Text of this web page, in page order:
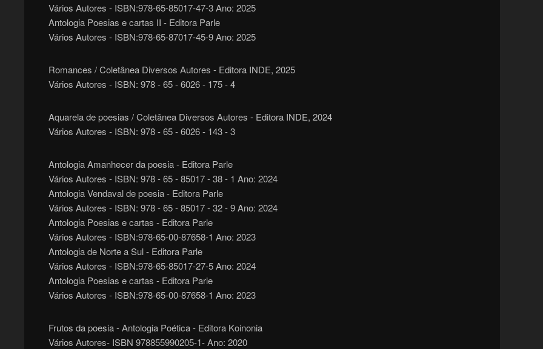
Vários Autores - ISBN:978-65-85017-47-3 Ano: 2025
Antologia Poesias e cartas II - Editora Parle
Vários Autores - ISBN:978-65-87017-45-9 Ano: 2025
Romances / Coletânea Diversos Autores - Editora INDE, 2025
Vários Autores - ISBN: 978 - 65 - 6026 - 175 - 4
Aquarela de poesias / Coletânea Diversos Autores - Editora INDE, 2024
Vários Autores - ISBN: 978 - 65 - 6026 - 143 - 3
Antologia Amanhecer da poesia - Editora Parle
Vários Autores - ISBN: 978 - 65 - 85017 - 38 - 1 Ano: 2024
Antologia Vendaval de poesia - Editora Parle
Vários Autores - ISBN: 978 - 65 - 85017 - 32 - 9 Ano: 2024
Antologia Poesias e cartas - Editora Parle
Vários Autores - ISBN:978-65-00-87658-1 Ano: 2023
Antologia de Norte a Sul - Editora Parle
Vários Autores - ISBN:978-65-85017-27-5 Ano: 2024
Antologia Poesias e cartas - Editora Parle
Vários Autores - ISBN:978-65-00-87658-1 Ano: 2023
Frutos da poesia - Antologia Poética - Editora Koinonia
Vários Autores- ISBN 978855990205-1- Ano: 2020